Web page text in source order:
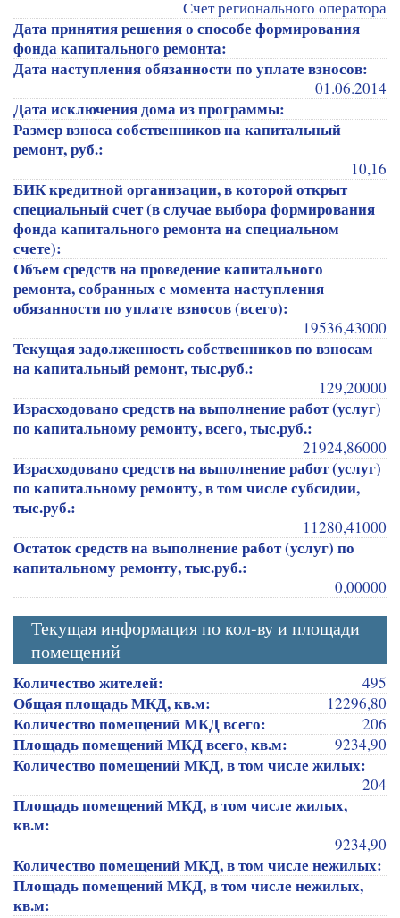
Счет регионального оператора
Дата принятия решения о способе формирования
фонда капитального ремонта:
Дата наступления обязанности по уплате взносов:
01.06.2014
Дата исключения дома из программы:
Размер взноса собственников на капитальный
ремонт, руб.:
10,16
БИК кредитной организации, в которой открыт
специальный счет (в случае выбора формирования
фонда капитального ремонта на специальном
счете):
Объем средств на проведение капитального
ремонта, собранных с момента наступления
обязанности по уплате взносов (всего):
19536,43000
Текущая задолженность собственников по взносам
на капитальный ремонт, тыс.руб.:
129,20000
Израсходовано средств на выполнение работ (услуг)
по капитальному ремонту, всего, тыс.руб.:
21924,86000
Израсходовано средств на выполнение работ (услуг)
по капитальному ремонту, в том числе субсидии,
тыс.руб.:
11280,41000
Остаток средств на выполнение работ (услуг) по
капитальному ремонту, тыс.руб.:
0,00000
Текущая информация по кол-ву и площади
помещений
Количество жителей: 495
Общая площадь МКД, кв.м: 12296,80
Количество помещений МКД всего: 206
Площадь помещений МКД всего, кв.м: 9234,90
Количество помещений МКД, в том числе жилых:
204
Площадь помещений МКД, в том числе жилых,
кв.м:
9234,90
Количество помещений МКД, в том числе нежилых:
Площадь помещений МКД, в том числе нежилых,
кв.м: